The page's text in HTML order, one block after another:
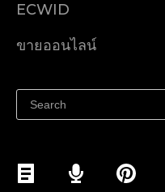
ECWID
ราคา
ขายออนไลน์
ขายบนเฟสบุ๊ค